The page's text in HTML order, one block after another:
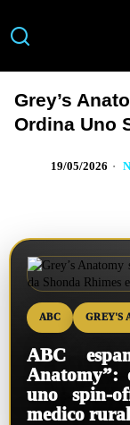
Grey’s
Ordina Uno
19/05/2026
ABC GREY'S
ABC
Anatomy”:
uno spin-
medico